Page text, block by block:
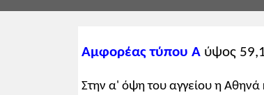
Αμφορέας τύπου Αύψος
Στην α' όψη του αγγείου η Αθηνά